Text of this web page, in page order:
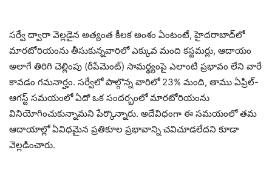
సర్వే ద్వారా వెల్లడైన అత్యంత కీలక అంశం ఏంటంటే, హైదరాబాద్‌లో
మారటోరియంను తీసుకున్నవారిలో ఎక్కువ మంది కస్టమర్లు, ఆదాయం
అలాగే తిరిగి చెల్లింపు (రీపేమెంట్) సామర్థ్యంపై ఎలాంటి ప్రభావం లేని వారే
కావడం గమనార్హం. సర్వేలో పాల్గొన్న వారిలో 23% మంది, తాము ఏప్రిల్-
ఆగస్ట్ సమయంలో ఏదో ఒక సందర్భంలో మారటోరియంను
వినియోగించుకున్నామని పేర్కొన్నారు. అదేవిధంగా ఈ సమయంలో తమ
ఆదాయాల్లో ఏవిధమైన ప్రతికూల ప్రభావాన్ని చవిచూడలేదని కూడా
వెల్లడించారు.